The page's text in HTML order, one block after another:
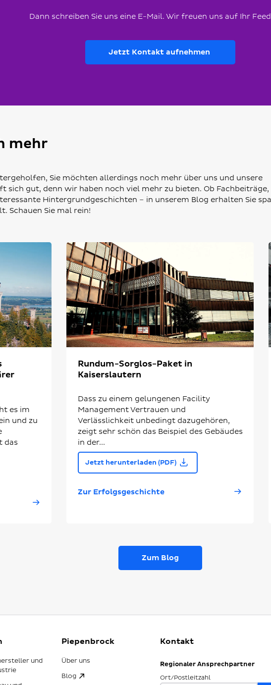
Dann schreiben Sie uns eine E-Mail. Wir freuen uns auf Ihr
Jetzt Kontakt aufnehmen
mehr
Sie möchten allerdings noch mehr über uns und unsere
sich gut, denn wir haben noch viel mehr zu bieten. Ob Fachbeiträge,
Hintergrundgeschichten – in unserem Blog erhalten Sie
Schauen Sie mal rein!
es im
und zu
das
Rundum-Sorglos-Paket in
Kaiserslautern
Dass zu einem gelungenen Facility
Management Vertrauen und
Verlässlichkeit unbedingt dazugehören,
zeigt sehr schön das Beispiel des Gebäudes
in der...
Jetzt herunterladen (PDF)
Zur Erfolgsgeschichte
Zum Blog
und
Piepenbrock
Über uns
Blog
Kontakt
Regionaler Ansprechpartner
Ort/Postleitzahl